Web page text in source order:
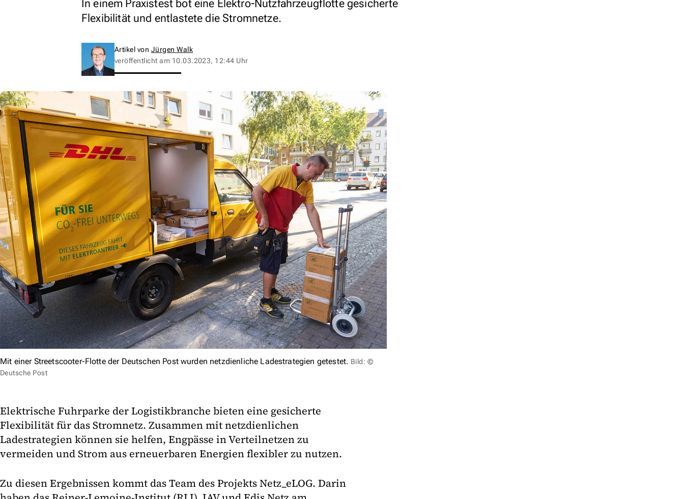
In einem Praxistest bot eine Elektro-Nutzfahrzeugflotte gesicherte
Flexibilität und entlastete die Stromnetze.
Artikel von Jürgen Walk
veröffentlicht am 10.03.2023, 12:44 Uhr
Mit einer Streetscooter-Flotte der Deutschen Post wurden netzdienliche Ladestrategien getestet. Bild: ©
Deutsche Post
Elektrische Fuhrparke der Logistikbranche bieten eine gesicherte
Flexibilität für das Stromnetz. Zusammen mit netzdienlichen
Ladestrategien können sie helfen, Engpässe in Verteilnetzen zu
vermeiden und Strom aus erneuerbaren Energien flexibler zu nutzen.
Zu diesen Ergebnissen kommt das Team des Projekts Netz_eLOG. Darin